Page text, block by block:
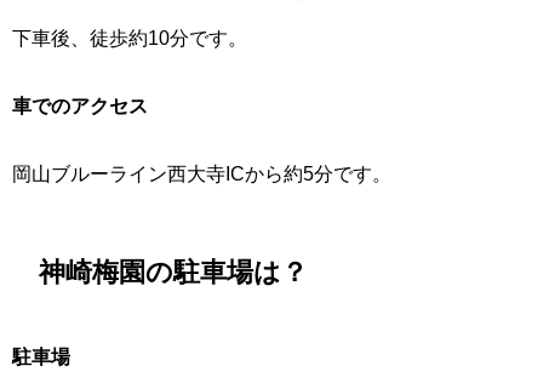
下車後、徒歩約10分です。
車でのアクセス
岡山ブルーライン西大寺ICから約5分です。
神崎梅園の駐車場は？
駐車場